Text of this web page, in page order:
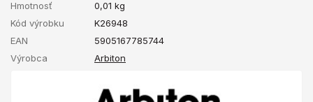
Hmotnosť
0,01 kg
Kód výrobku
K26948
EAN
5905167785744
Výrobca
Arbiton